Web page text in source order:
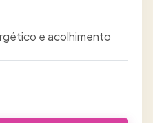
e acolhimento